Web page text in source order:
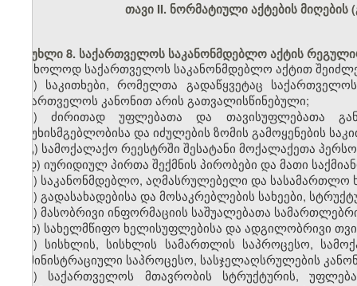
თავი II. ნორმატიული აქტების
მუხლი 8. საქართველოს საკანონმდებლო აქტის
მხოლოდ საქართველოს საკანონმდებლო აქტით
ა) საკითხები, რომელთა გადაწყვეტაც
საქართველოს კანონით არის გათვალისწინებული;
ბ) ძირითად უფლებათა და თავისუფლებათა
პასუხისმგებლობისა და იძულების ზომის გამოყენების
გ) სამოქალაქო რეესტრში შესატანი მოქალაქეთა
დ) იურიდიულ პირთა შექმნის პირობები და მათი
ე) საკანონმდებლო, აღმასრულებელი და სასამართლო
ვ) გადასახადებისა და მოსაკრებლების სახეები,
ზ) მასობრივი ინფორმაციის საშუალებათა
თ) სახელმწიფო ხელისუფლებისა და ადგილობრივი
ი) სისხლის, სისხლის სამართლის საპროცესო,
ადმინისტრაციული საპროცესო, სასჯელაღსრულების
კ) საქართველოს მთავრობის სტრუქტურის,